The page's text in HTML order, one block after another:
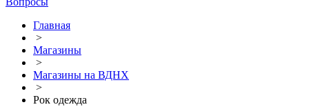
Главная
>
Магазины
>
Магазины на ВДНХ
>
Рок одежда